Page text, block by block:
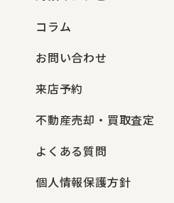
コラム
お問い合わせ
来店予約
不動産売却・買取査定
よくある質問
個人情報保護方針